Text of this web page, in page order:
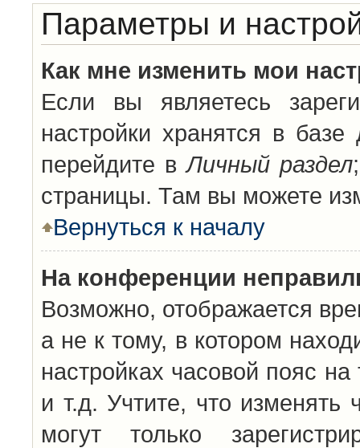
Параметры и
Как мне изменить мои
Если вы являетесь
настройки хранятся в
перейдите вЛичный раздел
страницы. Там вы можете
Вернуться к началу
На конференции
Возможно, отображается
а не к тому, в котором
настройках часовой пояс
и т.д. Учтите, что изменять
могут только